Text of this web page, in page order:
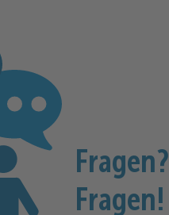
Fragen?
Fragen!